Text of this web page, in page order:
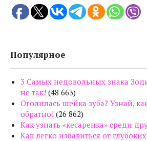
Популярное
3 Самых недовольных знака
не так! (48 663)
Оголилась шейка зуба? Узнай,
обратно! (26 862)
Как узнать «кесаренка» среди
Как легко избавиться от